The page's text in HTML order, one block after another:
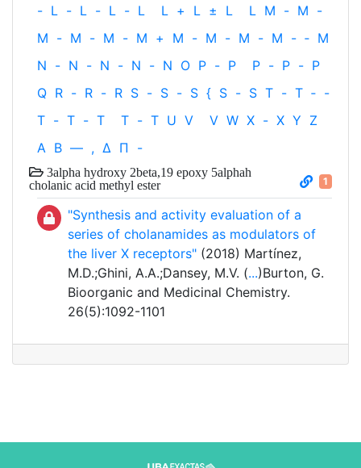
- L - L - L - L L + L ± L L M - M -
M - M - M - M + M - M - M - M - ‐ M
N - N - N - N - N O P - P P - P - P
Q R - R - R S - S - S { S - S T - T ‐ -
T - T - T T - T U V V W X - X Y Z
Α Β — , Δ Π -
3alpha hydroxy 2beta,19 epoxy 5alphah
cholanic acid methyl ester
1
"Synthesis and activity evaluation of a
series of cholanamides as modulators of
the liver X receptors" (2018) Martínez,
M.D.;Ghini, A.A.;Dansey, M.V. (...)Burton, G.
Bioorganic and Medicinal Chemistry.
26(5):1092-1101